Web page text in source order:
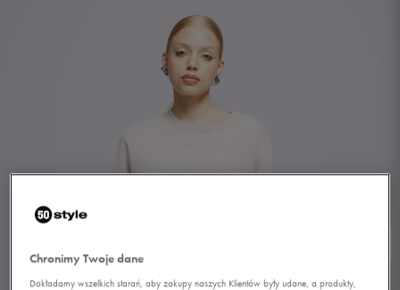
Chronimy Twoje dane
Dokładamy wszelkich starań, aby zakupy naszych Klientów były udane, a produkty,